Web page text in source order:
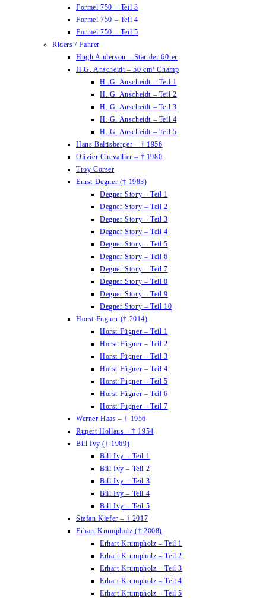
Formel 750 – Teil 3
Formel 750 – Teil 4
Formel 750 – Teil 5
Riders / Fahrer
Hugh Anderson – Star der 60-er
H.G. Anscheidt – 50 cm³ Champ
H .G. Anscheidt – Teil 1
H. G. Anscheidt – Teil 2
H. G. Anscheidt – Teil 3
H. G. Anscheidt – Teil 4
H. G. Anscheidt – Teil 5
Hans Baltisberger – † 1956
Olivier Chevallier – † 1980
Troy Corser
Ernst Degner († 1983)
Degner Story – Teil 1
Degner Story – Teil 2
Degner Story – Teil 3
Degner Story – Teil 4
Degner Story – Teil 5
Degner Story – Teil 6
Degner Story – Teil 7
Degner Story – Teil 8
Degner Story – Teil 9
Degner Story – Teil 10
Horst Fügner († 2014)
Horst Fügner – Teil 1
Horst Fügner – Teil 2
Horst Fügner – Teil 3
Horst Fügner – Teil 4
Horst Fügner – Teil 5
Horst Fügner – Teil 6
Horst Fügner – Teil 7
Werner Haas – † 1956
Rupert Hollaus – † 1954
Bill Ivy († 1969)
Bill Ivy – Teil 1
Bill Ivy – Teil 2
Bill Ivy – Teil 3
Bill Ivy – Teil 4
Bill Ivy – Teil 5
Stefan Kiefer – † 2017
Erhart Krumpholz († 2008)
Erhart Krumpholz – Teil 1
Erhart Krumpholz – Teil 2
Erhart Krumpholz – Teil 3
Erhart Krumpholz – Teil 4
Erhart Krumpholz – Teil 5